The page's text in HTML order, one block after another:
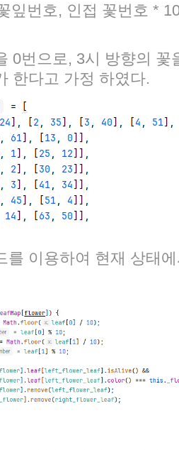
잎번호, 인접 꽃번호 *
0번으로, 3시 방향의
한다고 가정 하였다.
를 이용하여 현재 상태